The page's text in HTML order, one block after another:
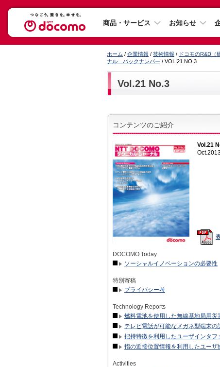
商品・サービス お知らせ
ホーム / 企業情報 / 技術情報 / ドコモのR&D（
ナル バックナンバー / VOL.21 NO.3
Vol.21 No.3
コンテンツのご紹介
Vol.21
DOCOMO Today
ソーシャルイノベーションの必要性
特別寄稿
プライバシー考
Technology Reports
燃料電池を使用した無線基地局用
テレビ電話が可能なメガネ型端末
把持特徴を利用したユーザインタ
指の近接位置情報を利用したユーザ
Activities